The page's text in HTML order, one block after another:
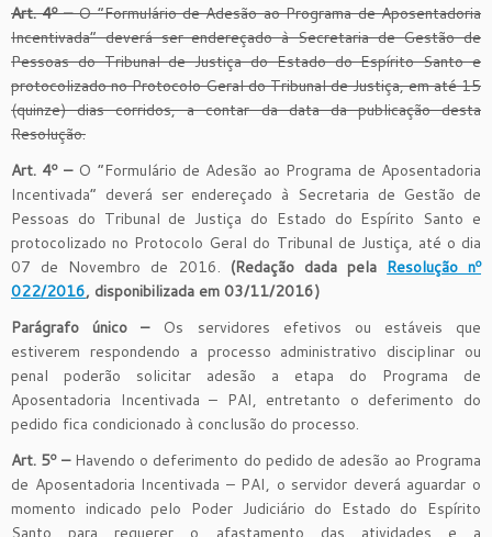
Art. 4º –O “Formulário de Adesão ao Programa de Aposentadoria
Incentivada” deverá ser endereçado à Secretaria de Gestão de
Pessoas do Tribunal de Justiça do Estado do Espírito Santo e
protocolizado no Protocolo Geral do Tribunal de Justiça, em até 15
(quinze) dias corridos, a contar da data da publicação desta
Resolução.
Art. 4º –O “Formulário de Adesão ao Programa de Aposentadoria
Incentivada” deverá ser endereçado à Secretaria de Gestão de
Pessoas do Tribunal de Justiça do Estado do Espírito Santo e
protocolizado no Protocolo Geral do Tribunal de Justiça, até o dia
07 de Novembro de 2016. (Redação dada pela Resolução nº
022/2016, disponibilizada em 03/11/2016)
Parágrafo único –Os servidores efetivos ou estáveis que
estiverem respondendo a processo administrativo disciplinar ou
penal poderão solicitar adesão a etapa do Programa de
Aposentadoria Incentivada – PAI, entretanto o deferimento do
pedido fica condicionado à conclusão do processo.
Art. 5º –Havendo o deferimento do pedido de adesão ao Programa
de Aposentadoria Incentivada – PAI, o servidor deverá aguardar o
momento indicado pelo Poder Judiciário do Estado do Espírito
Santo para requerer o afastamento das atividades e a